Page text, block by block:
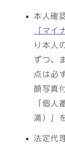
本人確
「マイ
り本人
ずつ、
点は必
顔写真
「個人
満）」
法定代